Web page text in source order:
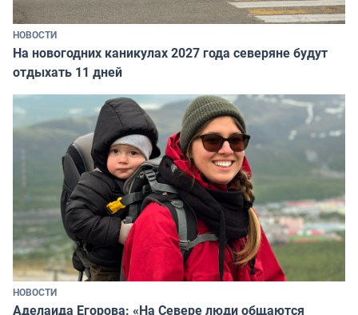
НОВОСТИ
На новогодних каникулах 2027 года северяне будут
отдыхать 11 дней
НОВОСТИ
Аделаида Егорова: «На Севере люди общаются